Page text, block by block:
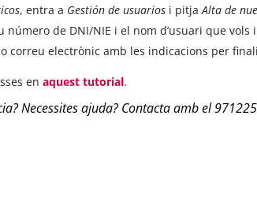
, entra a Gestión de usuariosi pitjaAlta de
número de DNI/NIE i el nom d’usuari que vols
o correu electrònic amb les indicacions per
en aquest tutorial.
Necessites ajuda? Contacta amb el